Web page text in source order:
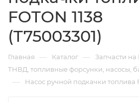
FOTON 1138
(T75003301)
Главная — Каталог — Запчасти на
ТНВД, топливные форсунки, насосы,
— Насос ручной подкачки топлива